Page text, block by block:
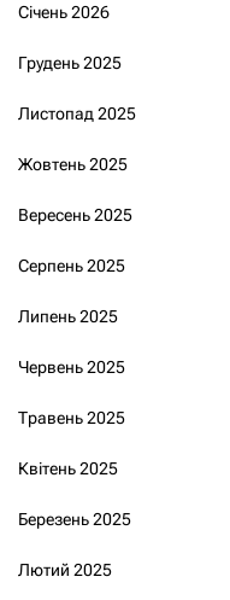
Січень 2026
Грудень 2025
Листопад 2025
Жовтень 2025
Вересень 2025
Серпень 2025
Липень 2025
Червень 2025
Травень 2025
Квітень 2025
Березень 2025
Лютий 2025